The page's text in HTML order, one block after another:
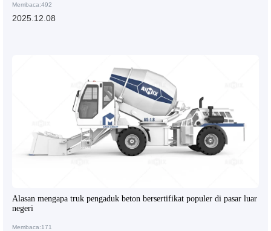
Membaca:492
2025.12.08
Alasan mengapa truk pengaduk beton bersertifikat populer di pasar luar
negeri
Membaca:171